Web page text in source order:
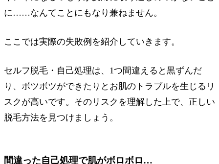
に……なんてことにもなり兼ねません。
ここでは実際の失敗例を紹介していきます。
セルフ脱毛・自己処理は、1つ間違えると黒ずんだ
り、ボツボツができたりとお肌のトラブルを生じるリ
スクが高いです。そのリスクを理解した上で、正しい
脱毛方法を見つけましょう。
間違った自己処理で肌がボロボロ…